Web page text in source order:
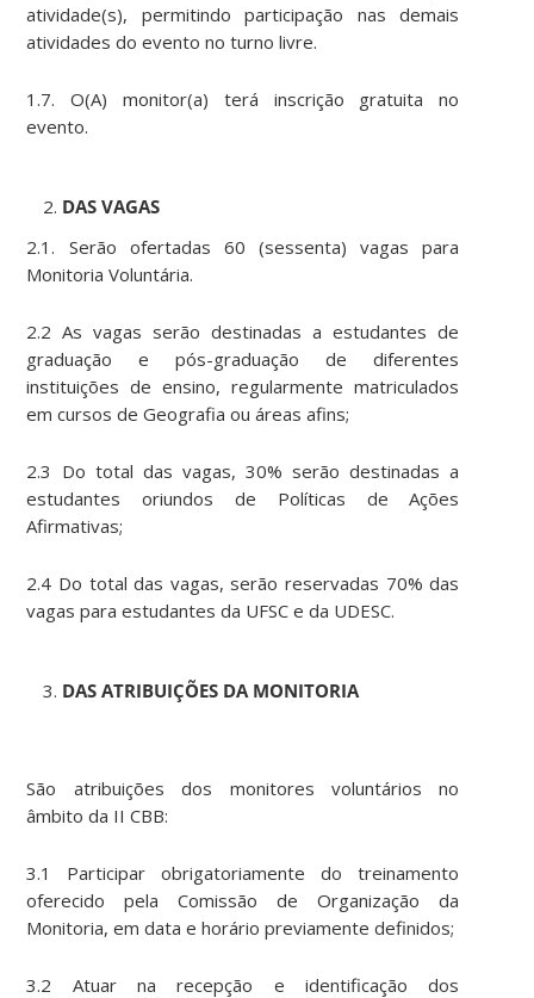
atividade(s), permitindo participação nas demais
atividades do evento no turno livre.
1.7. O(A) monitor(a) terá inscrição gratuita no
evento.
DAS VAGAS
2.1. Serão ofertadas 60 (sessenta) vagas para
Monitoria Voluntária.
2.2 As vagas serão destinadas a estudantes de
graduação e pós-graduação de diferentes
instituições de ensino, regularmente matriculados
em cursos de Geografia ou áreas afins;
2.3 Do total das vagas, 30% serão destinadas a
estudantes oriundos de Políticas de Ações
Afirmativas;
2.4 Do total das vagas, serão reservadas 70% das
vagas para estudantes da UFSC e da UDESC.
DAS ATRIBUIÇÕES DA MONITORIA
São atribuições dos monitores voluntários no
âmbito da II CBB:
3.1 Participar obrigatoriamente do treinamento
oferecido pela Comissão de Organização da
Monitoria, em data e horário previamente definidos;
3.2 Atuar na recepção e identificação dos